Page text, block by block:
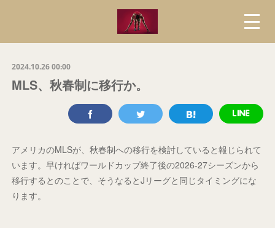
2024.10.26 00:00
MLS、秋春制に移行か。
アメリカのMLSが、秋春制への移行を検討していると報じられて
います。早ければワールドカップ終了後の2026-27シーズンから
移行するとのことで、そうなるとJリーグと同じタイミングにな
ります。